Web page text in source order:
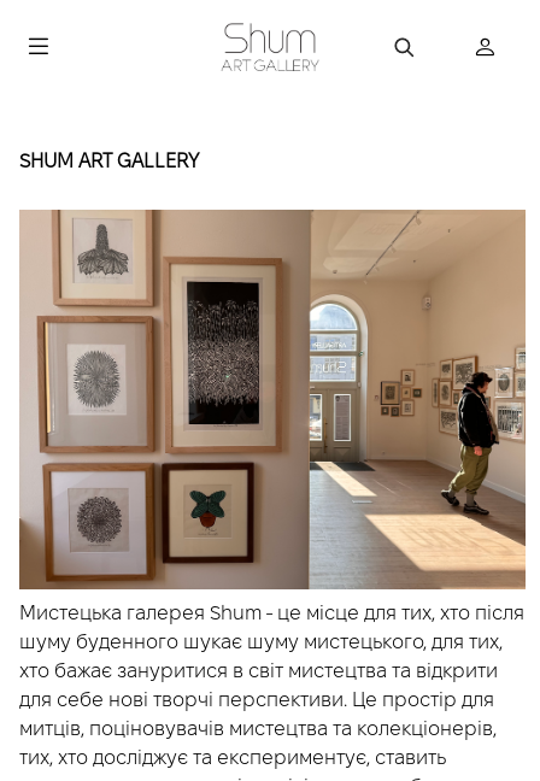
SHUM ART GALLERY
Мистецька галерея Shum - це місце для тих, хто після
шуму буденного шукає шуму мистецького, для тих,
хто бажає зануритися в світ мистецтва та відкрити
для себе нові творчі перспективи. Це простір для
митців, поціновувачів мистецтва та колекціонерів,
тих, хто досліджує та експериментує, ставить